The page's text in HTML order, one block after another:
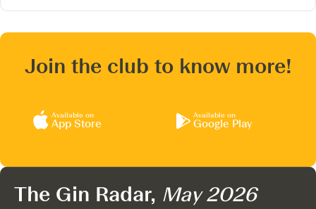
Join the club to know more!
Available on
App Store
Available on
Google Play
The Gin Radar, May 2026